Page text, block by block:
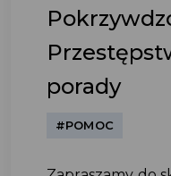
porady
#POMOC